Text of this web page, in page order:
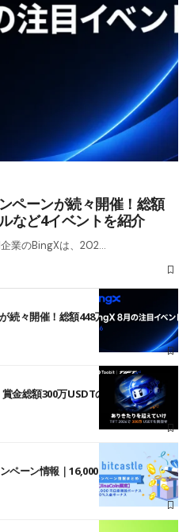
ペーンが続々開催！総額
など4イベントを紹介
業のBingXは、202…
続々開催！総額448万USDT超のAIバ
総額300万USDTのレースとして復
ペーン情報｜16,000円口座開設ボーナ